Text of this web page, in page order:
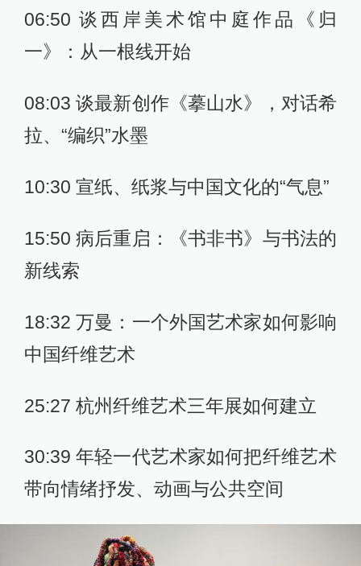
06:50 谈西岸美术馆中庭作品《归
一》：从一根线开始
08:03 谈最新创作《摹山水》，对话希
拉、“编织”水墨
10:30 宣纸、纸浆与中国文化的“气息”
15:50 病后重启：《书非书》与书法的
新线索
18:32 万曼：一个外国艺术家如何影响
中国纤维艺术
25:27 杭州纤维艺术三年展如何建立
30:39 年轻一代艺术家如何把纤维艺术
带向情绪抒发、动画与公共空间